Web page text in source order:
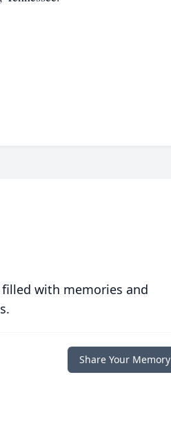
with memories and
Share Your Memory